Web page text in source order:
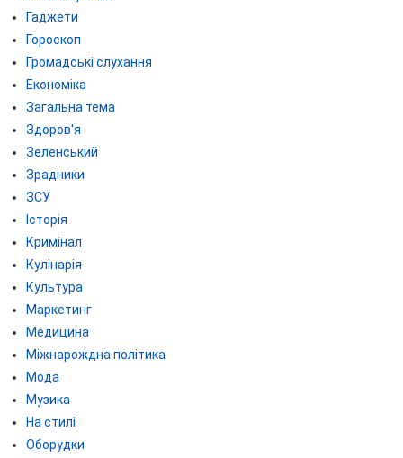
Гаджети
Гороскоп
Громадські слухання
Економіка
Загальна тема
Здоров'я
Зеленський
Зрадники
ЗСУ
Історія
Кримінал
Кулінарія
Культура
Маркетинг
Медицина
Міжнарождна політика
Мода
Музика
На стилі
Оборудки